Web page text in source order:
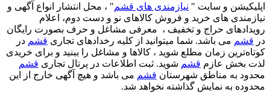
اپلیکیشن و سایت " نیازمندی های قشم" ، محل انتشار انواع آگهی و
نیازمندی های خرید و فروش کالاهای نو و دست‌ دوم، اعلام
رویدادهای حراج و تخفیف ، معرفی مشاغل و حرف بصورت رایگان
در قشم می باشد. شما میتوانید از کلیه رخدادهای تجاری قشم در
کوتاه‌ترین زمان مطلع شوید ، کالاها و مشاغل را ببنید و برای خریدی
لذت بخش عازم قشم شوید. ثبت اطلاعات در پرتال تجاری قشم
محدود به مناطق شهرستان قشم می باشد و هیچ آگهی خارج از این
محدوده به نمایش گذاشته نخواهد شد.